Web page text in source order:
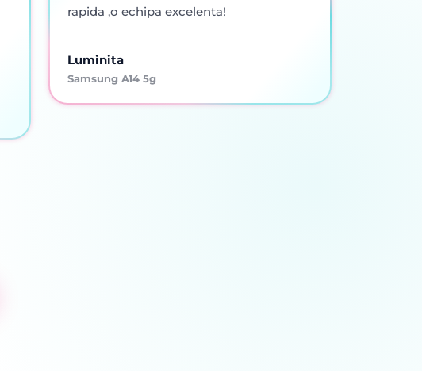
rapida ,o echipa excelenta!
Luminita
Samsung A14 5g